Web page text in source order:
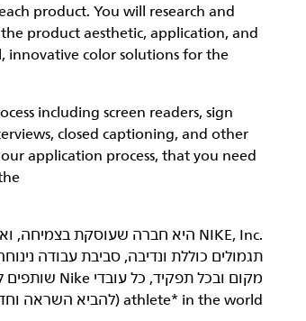
product. You will research and
product aesthetic, application, and
innovative color solutions for the
including screen readers, sign
closed captioning, and other
application process, that you need
תגמולים כוללת ונדיבה, סביבת עבודה
athlete* in the world (להביא השראה וחדשנות לכל הספורטאים* בעולם).